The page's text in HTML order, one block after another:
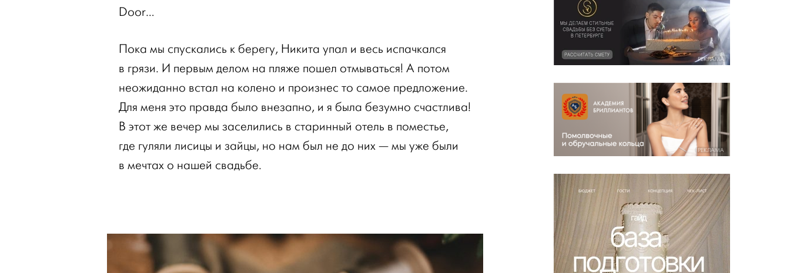
Door…
Пока мы спускались к берегу, Никита упал и весь испачкался
в грязи. И первым делом на пляже пошел отмываться! А потом
неожиданно встал на колено и произнес то самое предложение.
Для меня это правда было внезапно, и я была безумно счастлива!
В этот же вечер мы заселились в старинный отель в поместье,
где гуляли лисицы и зайцы, но нам был не до них — мы уже были
в мечтах о нашей свадьбе.
РЕКЛАМА
РЕКЛАМА